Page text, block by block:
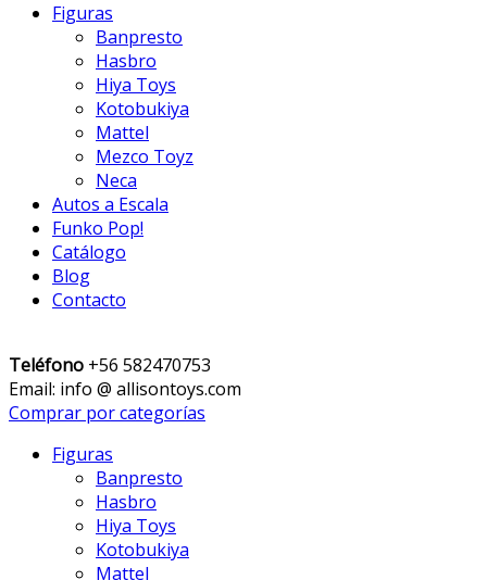
Figuras
Banpresto
Hasbro
Hiya Toys
Kotobukiya
Mattel
Mezco Toyz
Neca
Autos a Escala
Funko Pop!
Catálogo
Blog
Contacto
Teléfono +56 582470753
Email: info @ allisontoys.com
Comprar por categorías
Figuras
Banpresto
Hasbro
Hiya Toys
Kotobukiya
Mattel